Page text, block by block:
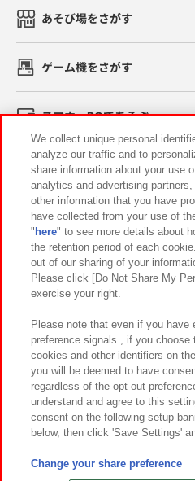
あそび場をさがす
ゲーム機をさがす
スマホ・PCであそぶ
イベント・キャンペーン
関連会社 サステナビリ
プライバシーポリシー ウェブア
お取引先さまとともに
カスタマーハラスメント対応方針
©Bandai Namco
©Bandai Namco
We collect unique personal
analyze our traffic and to
share information about your use
analytics and advertising
other information that you have
have collected from your use of
" here" to see more details about
the retention period of each
out of our sharing of your
Please click [Do Not Share My
exercise your right.
Please note that even if you have
preference signals , if you choose
cookies and other identifiers on
you will be deemed to have
regardless of the opt-out
understand and agree to this
consent on the following setup
below, then click 'Save Settings'
Change your share preference